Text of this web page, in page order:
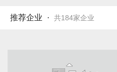
推荐企业 · 共184家企业